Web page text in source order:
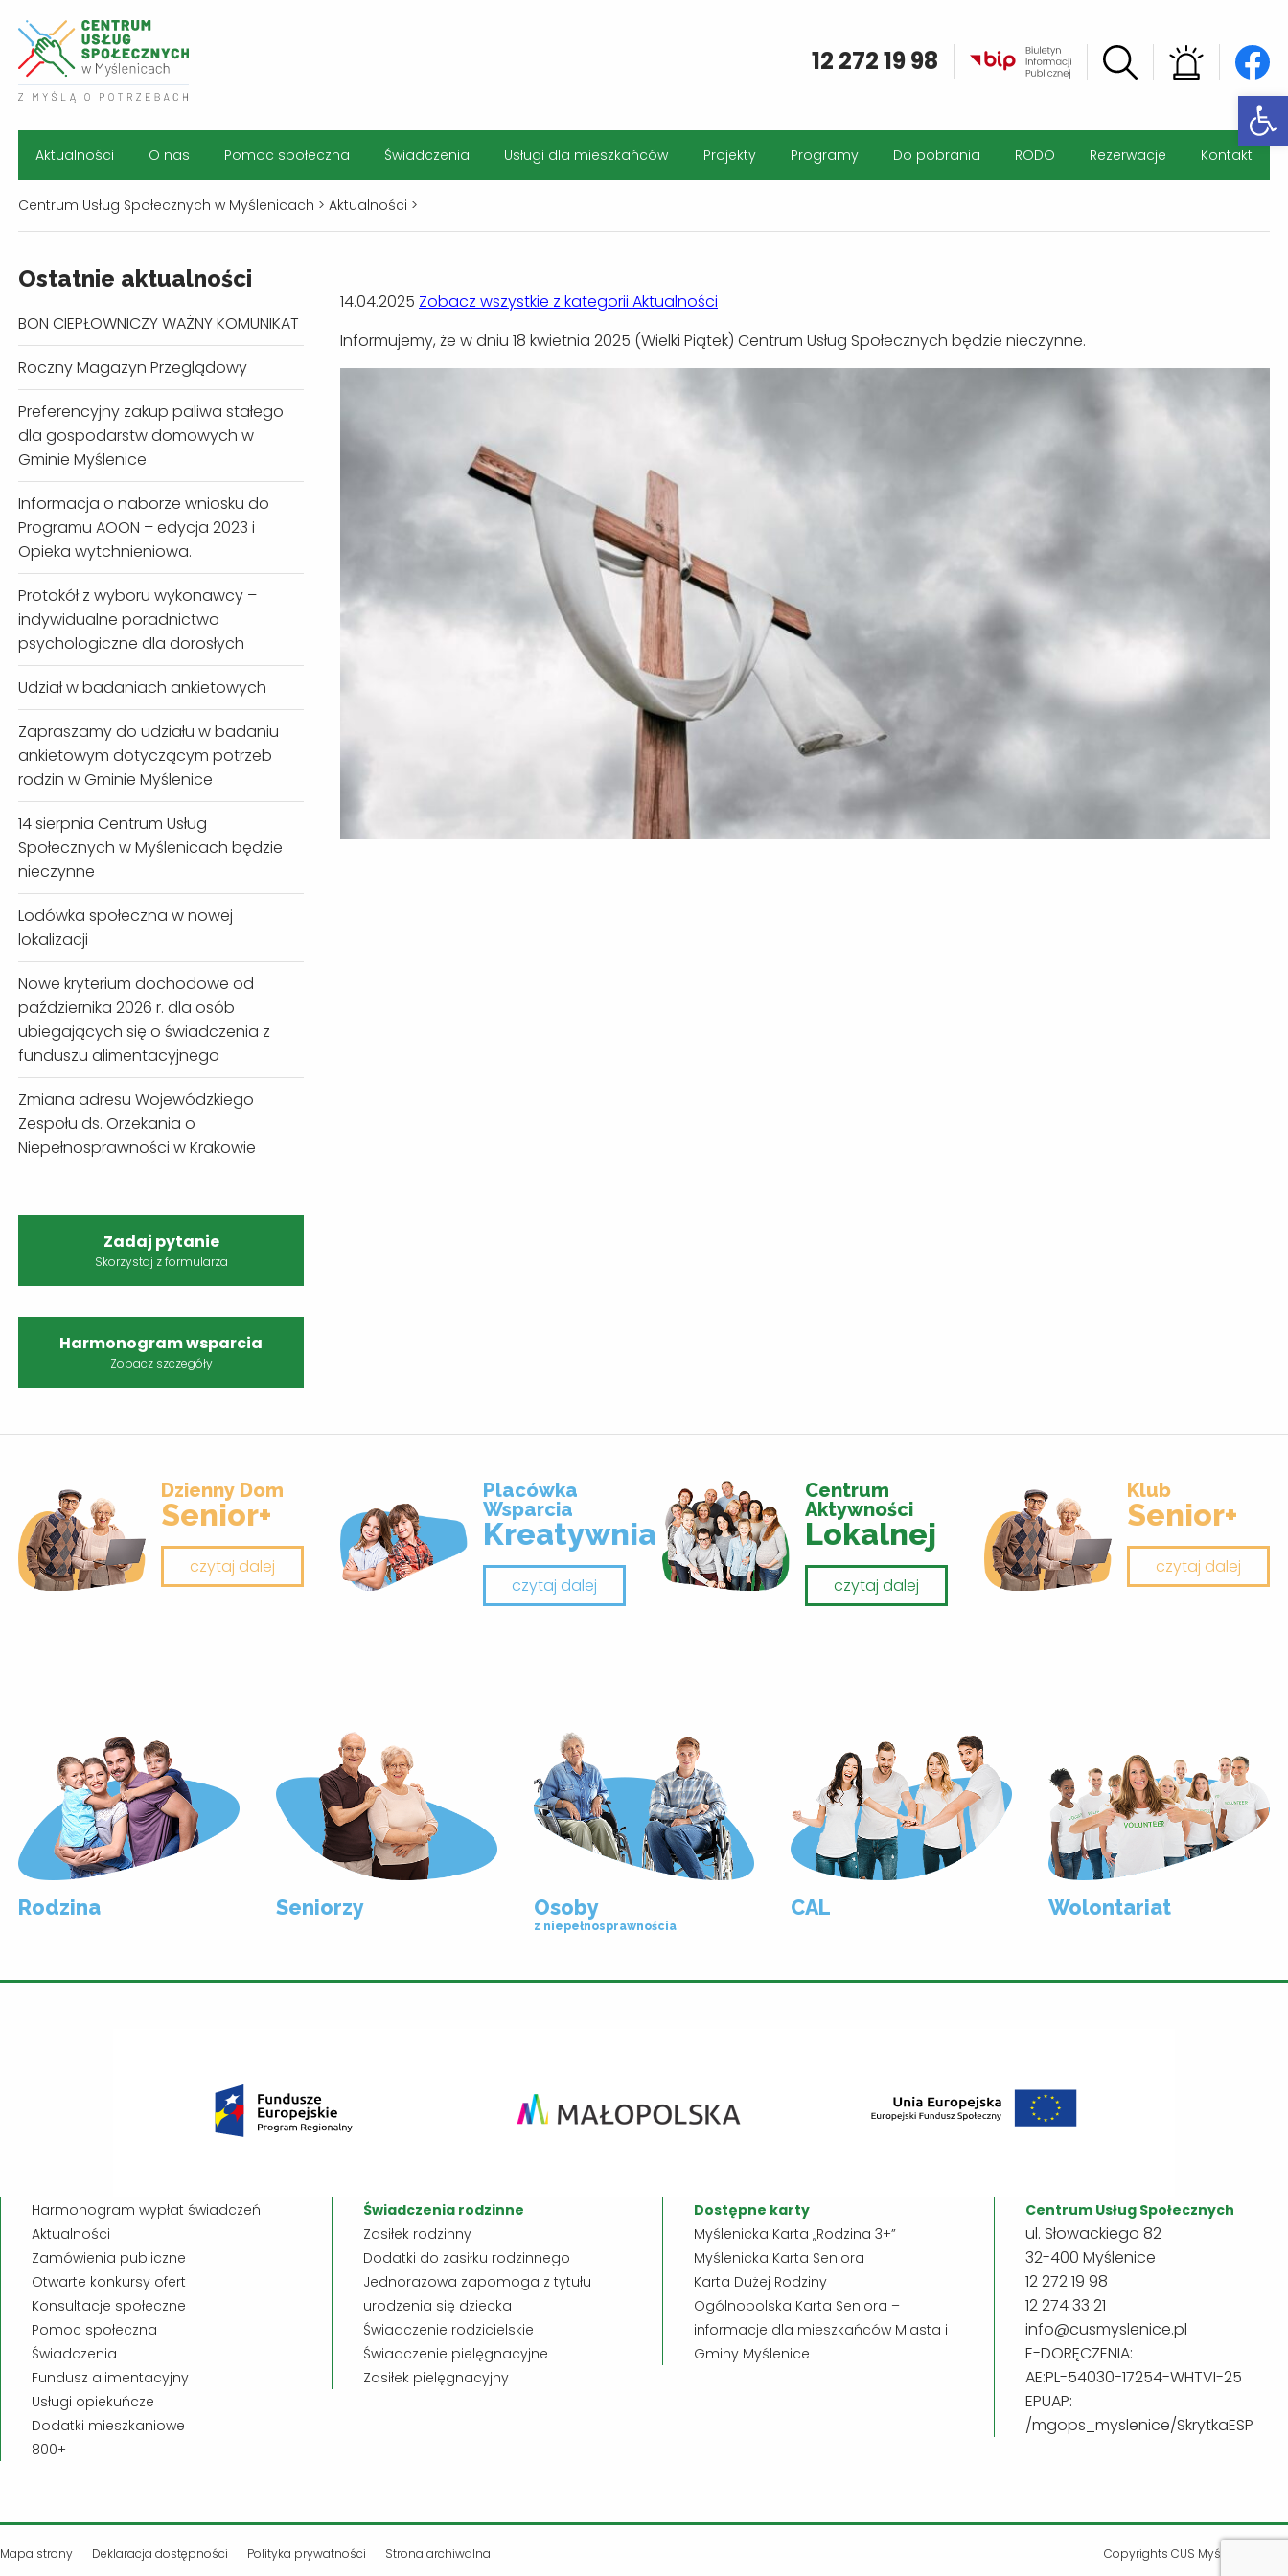
12 272 19 98
Aktualności O nas Pomoc społeczna Świadczenia Usługi dla mieszkańców Projekty Programy Do pobrania RODO Rezerwacje Kontakt
Centrum Usług Społecznych w Myślenicach > Aktualności >
Ostatnie aktualności
BON CIEPŁOWNICZY WAŻNY KOMUNIKAT
Roczny Magazyn Przeglądowy
Preferencyjny zakup paliwa stałego
dla gospodarstw domowych w
Gminie Myślenice
Informacja o naborze wniosku do
Programu AOON – edycja 2023 i
Opieka wytchnieniowa.
Protokół z wyboru wykonawcy –
indywidualne poradnictwo
psychologiczne dla dorosłych
Udział w badaniach ankietowych
Zapraszamy do udziału w badaniu
ankietowym dotyczącym potrzeb
rodzin w Gminie Myślenice
14 sierpnia Centrum Usług
Społecznych w Myślenicach będzie
nieczynne
Lodówka społeczna w nowej
lokalizacji
Nowe kryterium dochodowe od
października 2026 r. dla osób
ubiegających się o świadczenia z
funduszu alimentacyjnego
Zmiana adresu Wojewódzkiego
Zespołu ds. Orzekania o
Niepełnosprawności w Krakowie
Zadaj pytanie
Skorzystaj z formularza
Harmonogram wsparcia
Zobacz szczegóły
14.04.2025 Zobacz wszystkie z kategorii Aktualności
Informujemy, że w dniu 18 kwietnia 2025 (Wielki Piątek) Centrum Usług Społecznych będzie nieczynne.
Dzienny Dom
Senior+
czytaj dalej
Placówka
Wsparcia
Kreatywnia
czytaj dalej
Centrum
Aktywności
Lokalnej
czytaj dalej
Klub
Senior+
czytaj dalej
Rodzina Seniorzy Osoby
z niepełnosprawnościa
CAL Wolontariat
Harmonogram wypłat świadczeń
Aktualności
Zamówienia publiczne
Otwarte konkursy ofert
Konsultacje społeczne
Pomoc społeczna
Świadczenia
Fundusz alimentacyjny
Usługi opiekuńcze
Dodatki mieszkaniowe
800+
Świadczenia rodzinne
Zasiłek rodzinny
Dodatki do zasiłku rodzinnego
Jednorazowa zapomoga z tytułu
urodzenia się dziecka
Świadczenie rodzicielskie
Świadczenie pielęgnacyjne
Zasiłek pielęgnacyjny
Dostępne karty
Myślenicka Karta „Rodzina 3+”
Myślenicka Karta Seniora
Karta Dużej Rodziny
Ogólnopolska Karta Seniora –
informacje dla mieszkańców Miasta i
Gminy Myślenice
Centrum Usług Społecznych
ul. Słowackiego 82
32-400 Myślenice
12 272 19 98
12 274 33 21
info@cusmyslenice.pl
E-DORĘCZENIA:
AE:PL-54030-17254-WHTVI-25
EPUAP:
/mgops_myslenice/SkrytkaESP
Mapa strony Deklaracja dostępności Polityka prywatności Strona archiwalna Copyrights CUS Myślenice 2026